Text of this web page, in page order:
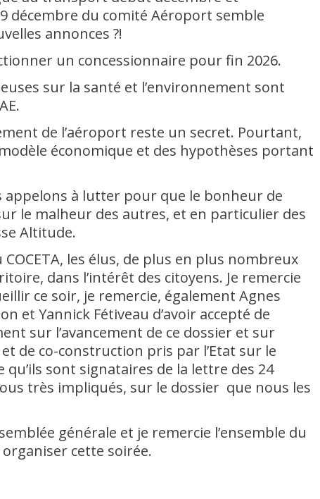
décembre du comité Aéroport semble
annonces ?!
un concessionnaire pour fin 2026.
sur la santé et l’environnement sont
de l’aéroport reste un secret. Pourtant,
économique et des hypothèses portant
appelons à lutter pour que le bonheur de
le malheur des autres, et en particulier des
Altitude.
les élus, de plus en plus nombreux
dans l’intérêt des citoyens. Je remercie
ce soir, je remercie, également Agnes
et Yannick Fétiveau d’avoir accepté de
sur l’avancement de ce dossier et sur
de co-construction pris par l’Etat sur le
qu’ils sont signataires de la lettre des 24
très impliqués, sur le dossier que nous les
générale et je remercie l’ensemble du
cette soirée.